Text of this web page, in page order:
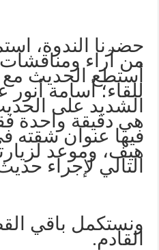
حضرنا الندوة،
من آراء
أستطع الحديث مع
للقاء؛ أسامة أنور
الشديد على
هي دقيقة واحدة
فيها عنوان شقته
هيف، وموعد
التالي لإجراء
ونستكمل باقي
القادم.